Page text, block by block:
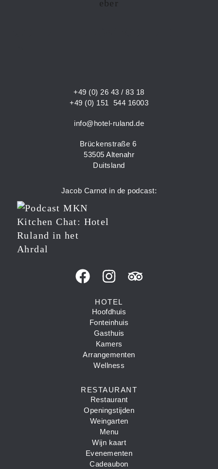
+49 (0) 26 43 / 83 18
+49 (0) 151 544 16003
info@hotel-ruland.de
Brückenstraße 6
53505 Altenahr
Duitsland
Jacob Carnot in de podcast:
HOTEL
Hoofdhuis
Fonteinhuis
Gasthuis
Kamers
Arrangementen
Wellness
RESTAURANT
Restaurant
Openingstijden
Weingarten
Menu
Wijn kaart
Evenementen
Cadeaubon